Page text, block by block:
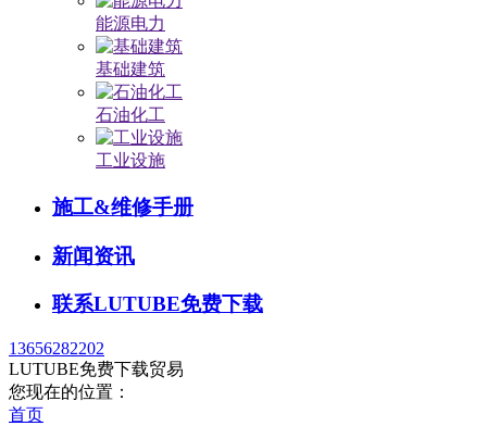
能源电力
基础建筑
石油化工
工业设施
施工&维修手册
新闻资讯
联系LUTUBE免费下载
13656282202
LUTUBE免费下载贸易
您现在的位置：
首页